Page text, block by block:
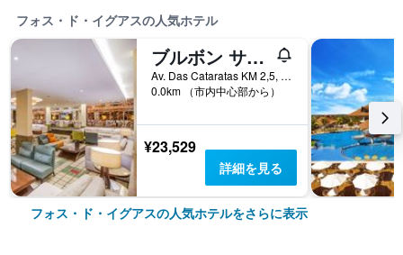
フォス・ド・イグアスの人気ホテル
ブルボン サーマス エコ リゾート カタラタス ド イグアス
Av. Das Cataratas KM 2,5, フォス・ド・イグアス, ブラジル
0.0km （市内中心部から）
¥23,529
詳細を見る
フォス・ド・イグアスの人気ホテルをさらに表示